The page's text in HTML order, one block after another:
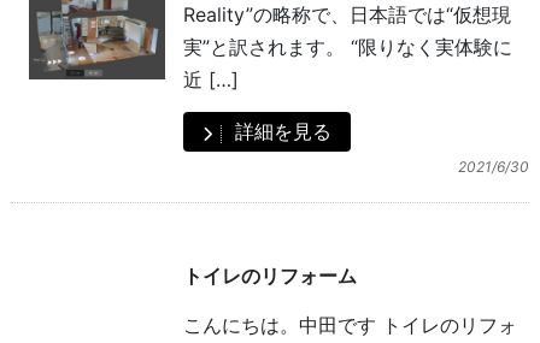
Reality”の略称で、日本語では“仮想現
実”と訳されます。 “限りなく実体験に
近 […]
詳細を見る
2021/6/30
トイレのリフォーム
こんにちは。中田です トイレのリフォ